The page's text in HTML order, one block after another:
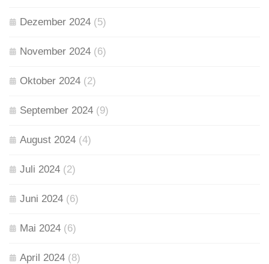
Dezember 2024 (5)
November 2024 (6)
Oktober 2024 (2)
September 2024 (9)
August 2024 (4)
Juli 2024 (2)
Juni 2024 (6)
Mai 2024 (6)
April 2024 (8)